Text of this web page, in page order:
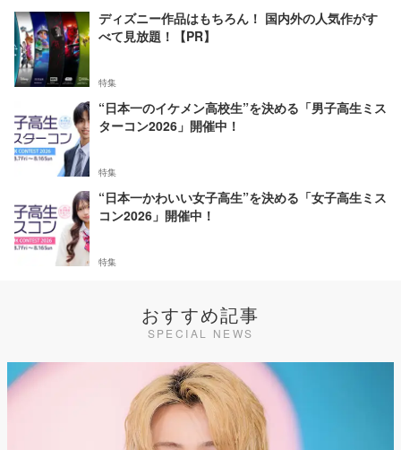
ディズニー作品はもちろん！ 国内外の人気作がす
べて見放題！【PR】
特集
“日本一のイケメン高校生”を決める「男子高生ミス
ターコン2026」開催中！
特集
“日本一かわいい女子高生”を決める「女子高生ミス
コン2026」開催中！
特集
おすすめ記事
SPECIAL NEWS